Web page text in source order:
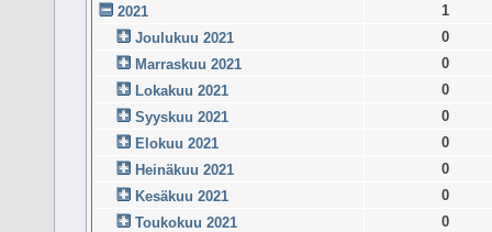
2021
1
Joulukuu 2021
0
Marraskuu 2021
0
Lokakuu 2021
0
Syyskuu 2021
0
Elokuu 2021
0
Heinäkuu 2021
0
Kesäkuu 2021
0
Toukokuu 2021
0